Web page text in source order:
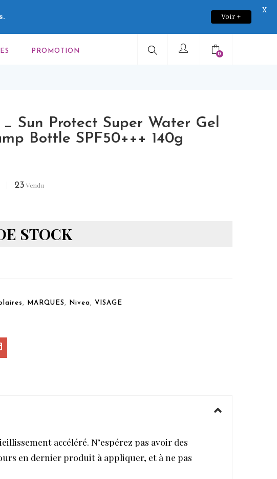
PROMOTION 0
Sun Protect Super Water Gel
Bottle SPF50+++ 140g
23 Vendu
STOCK
, MARQUES , Nivea, VISAGE
accéléré. N’espérez pas avoir des
en dernier produit à appliquer, et à ne pas
Voir +
X